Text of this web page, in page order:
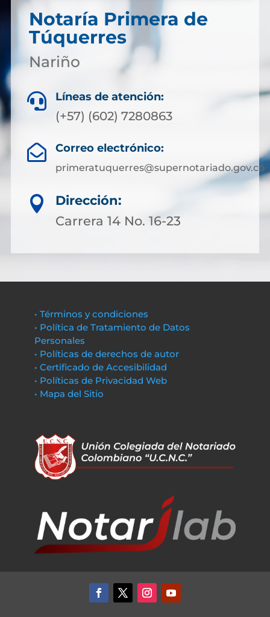
Notaría Primera de
Túquerres
Nariño
 Líneas de atención:
(+57) (602) 7280863
 Correo electrónico:
primeratuquerres@supernotariado.gov.co

Dirección:
Carrera 14 No. 16-23
• Términos y condiciones
• Política de Tratamiento de Datos
Personales
• Políticas de derechos de autor
• Certificado de Accesibilidad
• Políticas de Privacidad Web
• Mapa del Sitio